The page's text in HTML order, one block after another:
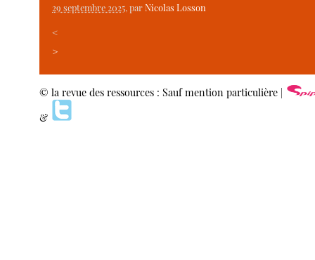
29 septembre 2025, parNicolas Losson
<
>
© la revue des ressources : Sauf mention particulière |
&